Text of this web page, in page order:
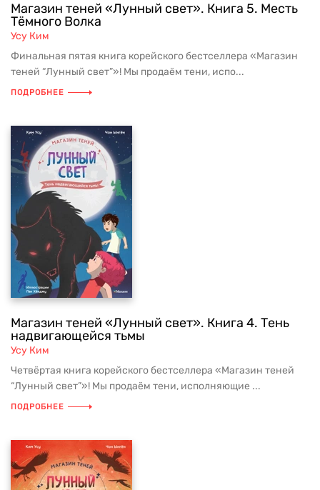
Магазин теней «Лунный свет». Книга 5. Месть
Тёмного Волка
Усу Ким
Финальная пятая книга корейского бестселлера «Магазин
теней “Лунный свет”»! Мы продаём тени, испо...
ПОДРОБНЕЕ
Магазин теней «Лунный свет». Книга 4. Тень
надвигающейся тьмы
Усу Ким
Четвёртая книга корейского бестселлера «Магазин теней
“Лунный свет”»! Мы продаём тени, исполняющие ...
ПОДРОБНЕЕ